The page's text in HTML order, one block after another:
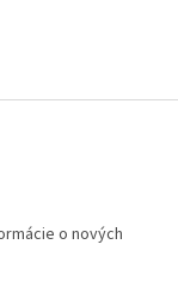
o nových